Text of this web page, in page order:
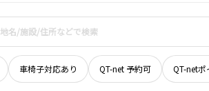
車椅子対応あり QT-net 予約可 QT-netポ